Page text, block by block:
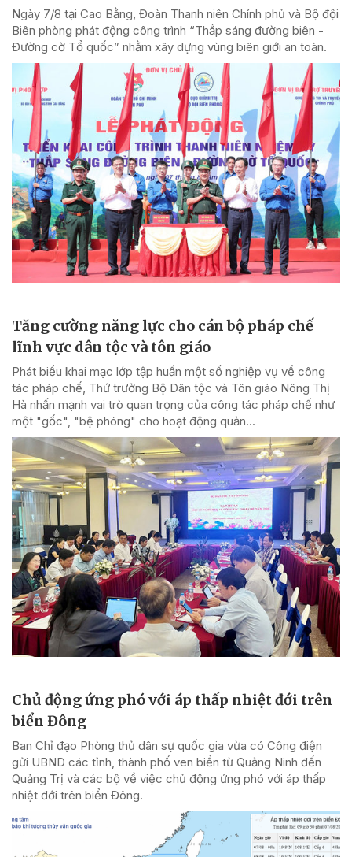
Ngày 7/8 tại Cao Bằng, Đoàn Thanh niên Chính phủ và Bộ đội
Biên phòng phát động công trình “Thắp sáng đường biên -
Đường cờ Tổ quốc” nhằm xây dựng vùng biên giới an toàn.
Tăng cường năng lực cho cán bộ pháp chế
lĩnh vực dân tộc và tôn giáo
Phát biểu khai mạc lớp tập huấn một số nghiệp vụ về công
tác pháp chế, Thứ trưởng Bộ Dân tộc và Tôn giáo Nông Thị
Hà nhấn mạnh vai trò quan trọng của công tác pháp chế như
một "gốc", "bệ phóng" cho hoạt động quản...
Chủ động ứng phó với áp thấp nhiệt đới trên
biển Đông
Ban Chỉ đạo Phòng thủ dân sự quốc gia vừa có Công điện
gửi UBND các tỉnh, thành phố ven biển từ Quảng Ninh đến
Quảng Trị và các bộ về việc chủ động ứng phó với áp thấp
nhiệt đới trên biển Đông.